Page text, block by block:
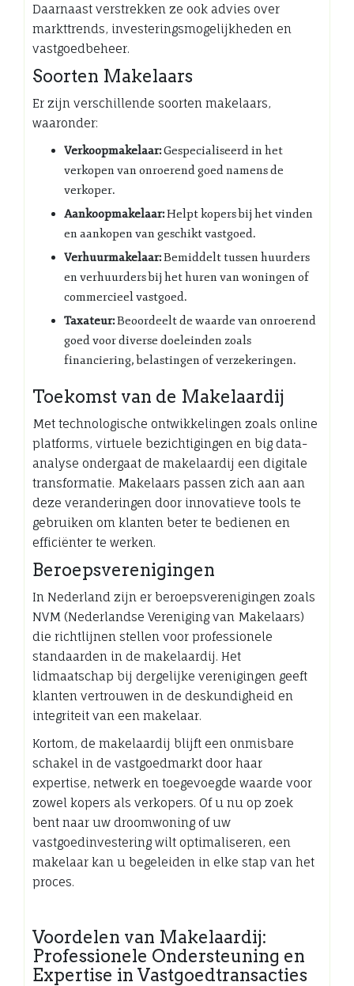
Daarnaast verstrekken ze ook advies over
markttrends, investeringsmogelijkheden en
vastgoedbeheer.
Soorten Makelaars
Er zijn verschillende soorten makelaars,
waaronder:
Verkoopmakelaar:Gespecialiseerd in het
verkopen van onroerend goed namens de
verkoper.
Aankoopmakelaar:Helpt kopers bij het vinden
en aankopen van geschikt vastgoed.
Verhuurmakelaar:Bemiddelt tussen huurders
en verhuurders bij het huren van woningen of
commercieel vastgoed.
Taxateur:Beoordeelt de waarde van onroerend
goed voor diverse doeleinden zoals
financiering, belastingen of verzekeringen.
Toekomst van de Makelaardij
Met technologische ontwikkelingen zoals online
platforms, virtuele bezichtigingen en big data-
analyse ondergaat de makelaardij een digitale
transformatie. Makelaars passen zich aan aan
deze veranderingen door innovatieve tools te
gebruiken om klanten beter te bedienen en
efficiënter te werken.
Beroepsverenigingen
In Nederland zijn er beroepsverenigingen zoals
NVM (Nederlandse Vereniging van Makelaars)
die richtlijnen stellen voor professionele
standaarden in de makelaardij. Het
lidmaatschap bij dergelijke verenigingen geeft
klanten vertrouwen in de deskundigheid en
integriteit van een makelaar.
Kortom, de makelaardij blijft een onmisbare
schakel in de vastgoedmarkt door haar
expertise, netwerk en toegevoegde waarde voor
zowel kopers als verkopers. Of u nu op zoek
bent naar uw droomwoning of uw
vastgoedinvestering wilt optimaliseren, een
makelaar kan u begeleiden in elke stap van het
proces.
Voordelen van Makelaardij:
Professionele Ondersteuning en
Expertise in Vastgoedtransacties